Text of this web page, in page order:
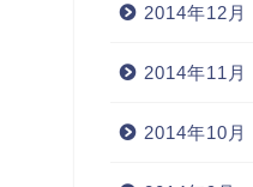
2014年12月
2014年11月
2014年10月